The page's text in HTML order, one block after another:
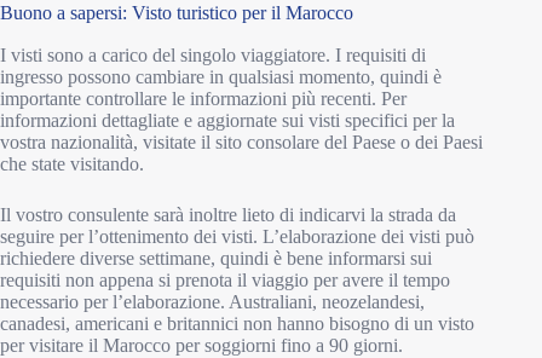
Buono a sapersi: Visto turistico per il Marocco
I visti sono a carico del singolo viaggiatore. I requisiti di
ingresso possono cambiare in qualsiasi momento, quindi è
importante controllare le informazioni più recenti. Per
informazioni dettagliate e aggiornate sui visti specifici per la
vostra nazionalità, visitate il sito consolare del Paese o dei Paesi
che state visitando.
Il vostro consulente sarà inoltre lieto di indicarvi la strada da
seguire per l’ottenimento dei visti. L’elaborazione dei visti può
richiedere diverse settimane, quindi è bene informarsi sui
requisiti non appena si prenota il viaggio per avere il tempo
necessario per l’elaborazione. Australiani, neozelandesi,
canadesi, americani e britannici non hanno bisogno di un visto
per visitare il Marocco per soggiorni fino a 90 giorni.